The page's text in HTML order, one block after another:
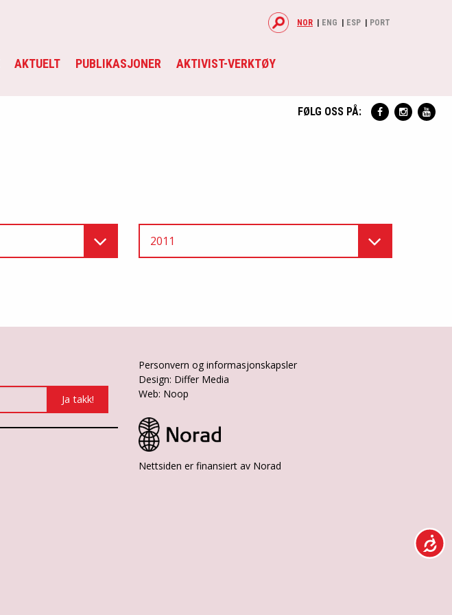
AKTUELT PUBLIKASJONER AKTIVIST-VERKTØY
NOR ENG ESP PORT
FØLG OSS PÅ:
2011
Personvern og informasjonskapsler
Design: Differ Media
Web: Noop
Nettsiden er finansiert av Norad